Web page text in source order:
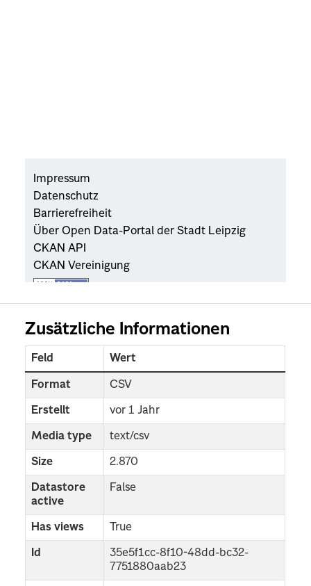
Zusätzliche Informationen
Feld Wert
Format CSV
Erstellt vor 1 Jahr
Media type text/csv
Size 2.870
Datastore
active
False
Has views True
Id
35e5f1cc-8f10-48dd-bc32-
7751880aab23